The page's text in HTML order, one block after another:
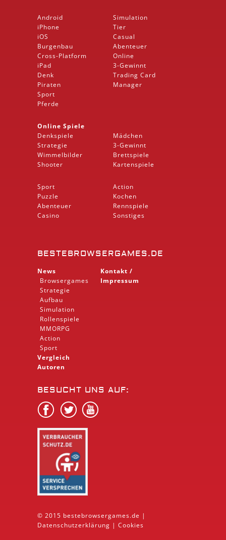
Android
iPhone
iOS
Burgenbau
Cross-Platform
iPad
Denk
Piraten
Sport
Pferde
Simulation
Tier
Casual
Abenteuer
Online
3-Gewinnt
Trading Card
Manager
Online Spiele
Denkspiele
Strategie
Wimmelbilder
Shooter
Mädchen
3-Gewinnt
Brettspiele
Kartenspiele
Sport
Puzzle
Abenteuer
Casino
Action
Kochen
Rennspiele
Sonstiges
BESTEBROWSERGAMES.DE
News
Browsergames
Strategie
Aufbau
Simulation
Rollenspiele
MMORPG
Action
Sport
Vergleich
Autoren
Kontakt /
Impressum
BESUCHT UNS AUF:
© 2015 bestebrowsergames.de |
Datenschutzerklärung | Cookies